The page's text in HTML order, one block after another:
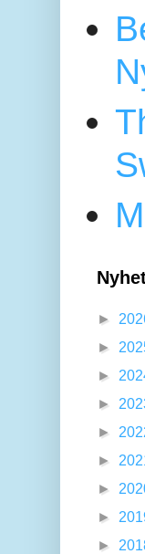
►
►
►
►
►
►
►
►
►